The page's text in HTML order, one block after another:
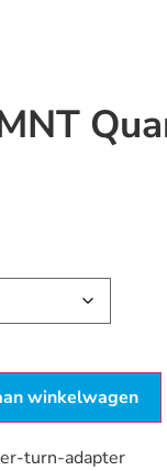
winkelwagen
turn-adapter